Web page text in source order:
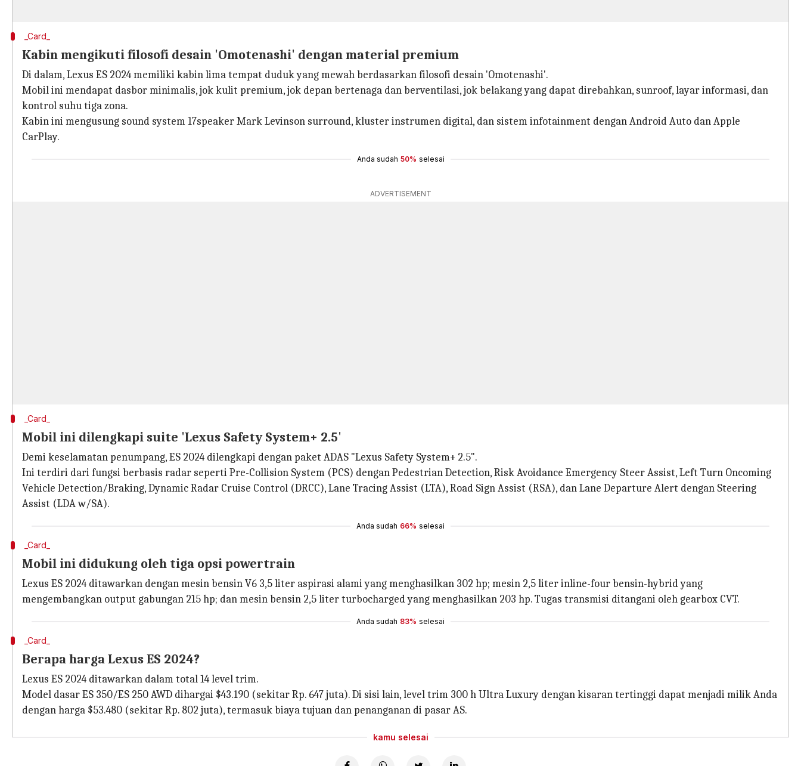
_Card_
Kabin mengikuti filosofi desain 'Omotenashi' dengan material premium
Di dalam, Lexus ES 2024 memiliki kabin lima tempat duduk yang mewah berdasarkan filosofi desain 'Omotenashi'.
Mobil ini mendapat dasbor minimalis, jok kulit premium, jok depan bertenaga dan berventilasi, jok belakang yang dapat direbahkan, sunroof, layar informasi, dan
kontrol suhu tiga zona.
Kabin ini mengusung sound system 17speaker Mark Levinson surround, kluster instrumen digital, dan sistem infotainment dengan Android Auto dan Apple
CarPlay.
Anda sudah 50% selesai
ADVERTISEMENT
_Card_
Mobil ini dilengkapi suite 'Lexus Safety System+ 2.5'
Demi keselamatan penumpang, ES 2024 dilengkapi dengan paket ADAS "Lexus Safety System+ 2.5".
Ini terdiri dari fungsi berbasis radar seperti Pre-Collision System (PCS) dengan Pedestrian Detection, Risk Avoidance Emergency Steer Assist, Left Turn Oncoming
Vehicle Detection/Braking, Dynamic Radar Cruise Control (DRCC), Lane Tracing Assist (LTA), Road Sign Assist (RSA), dan Lane Departure Alert dengan Steering
Assist (LDA w/SA).
Anda sudah 66% selesai
_Card_
Mobil ini didukung oleh tiga opsi powertrain
Lexus ES 2024 ditawarkan dengan mesin bensin V6 3,5 liter aspirasi alami yang menghasilkan 302 hp; mesin 2,5 liter inline-four bensin-hybrid yang
mengembangkan output gabungan 215 hp; dan mesin bensin 2,5 liter turbocharged yang menghasilkan 203 hp. Tugas transmisi ditangani oleh gearbox CVT.
Anda sudah 83% selesai
_Card_
Berapa harga Lexus ES 2024?
Lexus ES 2024 ditawarkan dalam total 14 level trim.
Model dasar ES 350/ES 250 AWD dihargai $43.190 (sekitar Rp. 647 juta). Di sisi lain, level trim 300 h Ultra Luxury dengan kisaran tertinggi dapat menjadi milik Anda
dengan harga $53.480 (sekitar Rp. 802 juta), termasuk biaya tujuan dan penanganan di pasar AS.
kamu selesai